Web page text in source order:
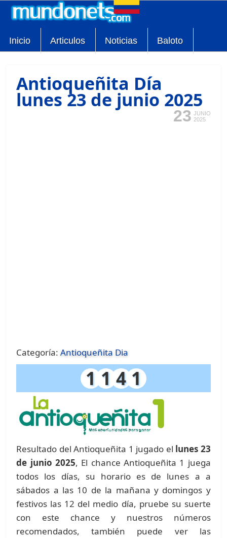
Inicio Articulos Noticias Baloto
Antioqueñita Día
lunes 23 de junio 2025
23 JUNIO
2025
Categoría:Antioqueñita Dia
1 1 4 1
Resultado del Antioqueñita 1 jugado el lunes 23
de junio 2025, El chance Antioqueñita 1 juega
todos los días, su horario es de lunes a a
sábados a las 10 de la mañana y domingos y
festivos las 12 del medio día, pruebe su suerte
con este chance y nuestros números
recomendados, también puede ver las